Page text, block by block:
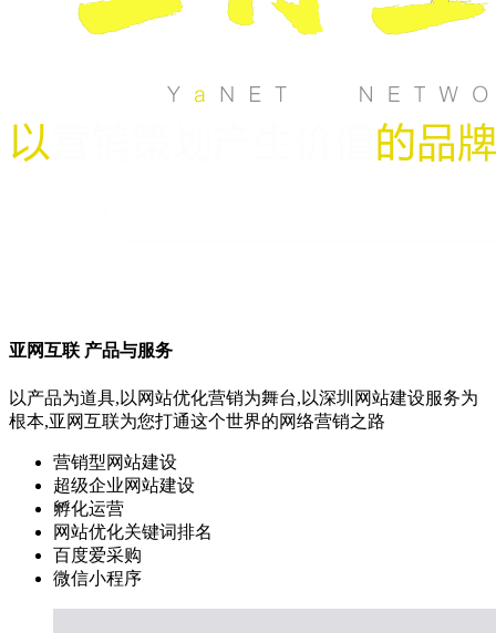
亚网互联 产品与服务
以产品为道具,以网站优化营销为舞台,以深圳网站建设服务为
根本,亚网互联为您打通这个世界的网络营销之路
营销型网站建设
超级企业网站建设
孵化运营
网站优化关键词排名
百度爱采购
微信小程序